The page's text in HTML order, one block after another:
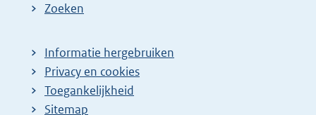
Zoeken
Informatie hergebruiken
Privacy en cookies
Toegankelijkheid
Sitemap